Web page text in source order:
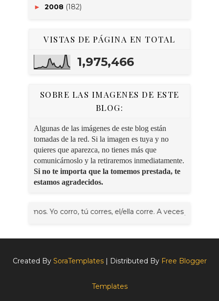
► 2008 (182)
VISTAS DE PÁGINA EN TOTAL
1,975,466
SOBRE LAS IMAGENES DE ESTE
BLOG:
Algunas de las imágenes de este blog están
tomadas de la red. Si la imagen es tuya y no
quieres que aparezca, no tienes más que
comunicárnoslo y la retiraremos inmediatamente.
Si no te importa que la tomemos prestada, te
estamos agradecidos.
Yo corro, tú corres, el/ella corre. A veces juntos,
Created By SoraTemplates| Distributed By Free Blogger
Templates